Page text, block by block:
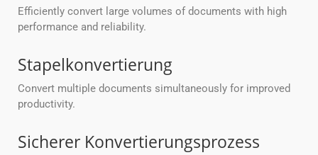
Efficiently convert large volumes of documents with high
performance and reliability.
Stapelkonvertierung
Convert multiple documents simultaneously for improved
productivity.
Sicherer Konvertierungsprozess